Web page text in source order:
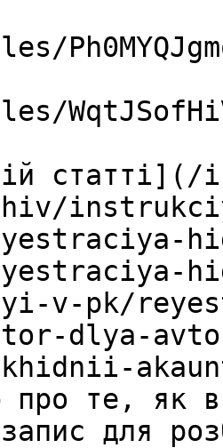
v-pk/
dlya-
про те, як
для